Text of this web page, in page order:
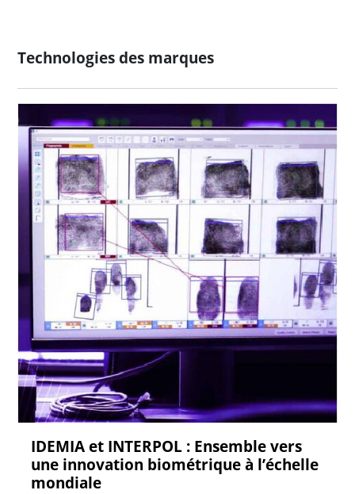
Technologies des marques
IDEMIA et INTERPOL : Ensemble vers
une innovation biométrique à l’échelle
mondiale